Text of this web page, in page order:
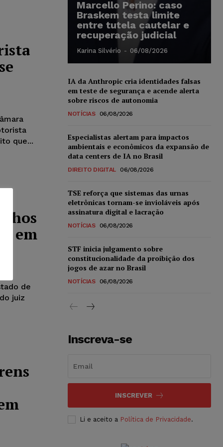
que...
em
de
juiz
Marcello Perino: caso
Braskem testa limite
entre tutela cautelar e
recuperação judicial
Karina Silvério - 06/08/2026
IA da Anthropic cria identidades falsas
em teste de segurança e acende alerta
sobre riscos de autonomia
NOTÍCIAS 06/08/2026
Especialistas alertam para impactos
ambientais e econômicos da expansão de
data centers de IA no Brasil
DIREITO DIGITAL 06/08/2026
TSE reforça que sistemas das urnas
eletrônicas tornam-se invioláveis após
assinatura digital e lacração
NOTÍCIAS 06/08/2026
STF inicia julgamento sobre
constitucionalidade da proibição dos
jogos de azar no Brasil
NOTÍCIAS 06/08/2026
Inscreva-se
INSCREVER
Li e aceito a Política de Privacidade.